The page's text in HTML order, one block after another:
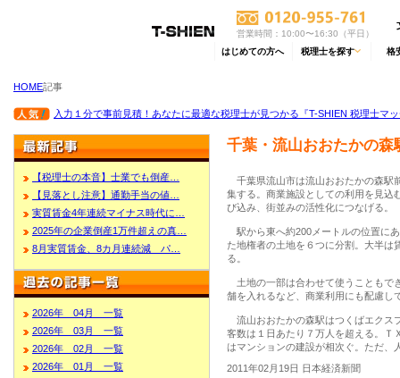
営業時間：10:00〜16:30（平日）
はじめての方へ 税理士を探す 格
HOME記事
入力１分で事前見積！あなたに最適な税理士が見つかる『T-SHIEN 税理士マ
【税理士の本音】士業でも倒産…
【見落とし注意】通勤手当の値…
実質賃金4年連続マイナス時代に…
2025年の企業倒産1万件超えの真…
8月実質賃金、8カ月連続減 パ…
2026年 04月 一覧
2026年 03月 一覧
2026年 02月 一覧
2026年 01月 一覧
千葉・流山おおたかの
千葉県流山市は流山おおたかの森駅
集する。商業施設としての利用を見込
び込み、街並みの活性化につなげる。
駅から東へ約200メートルの位置に
た地権者の土地を６つに分割。大半は
る。
土地の一部は合わせて使うこともで
舗を入れるなど、商業利用にも配慮し
流山おおたかの森駅はつくばエクス
客数は１日あたり７万人を超える。Ｔ
はマンションの建設が相次ぐ。ただ、
2011年02月19日 日本経済新聞